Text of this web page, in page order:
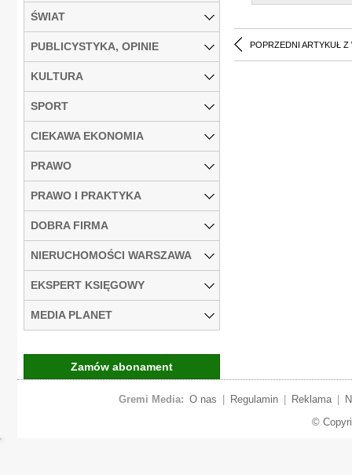
POPRZEDNI ARTYKUŁ Z
ŚWIAT
PUBLICYSTYKA, OPINIE
KULTURA
SPORT
CIEKAWA EKONOMIA
PRAWO
PRAWO I PRAKTYKA
DOBRA FIRMA
NIERUCHOMOŚCI WARSZAWA
EKSPERT KSIĘGOWY
MEDIA PLANET
Zamów abonament
Gremi Media: O nas Regulamin Reklama
©